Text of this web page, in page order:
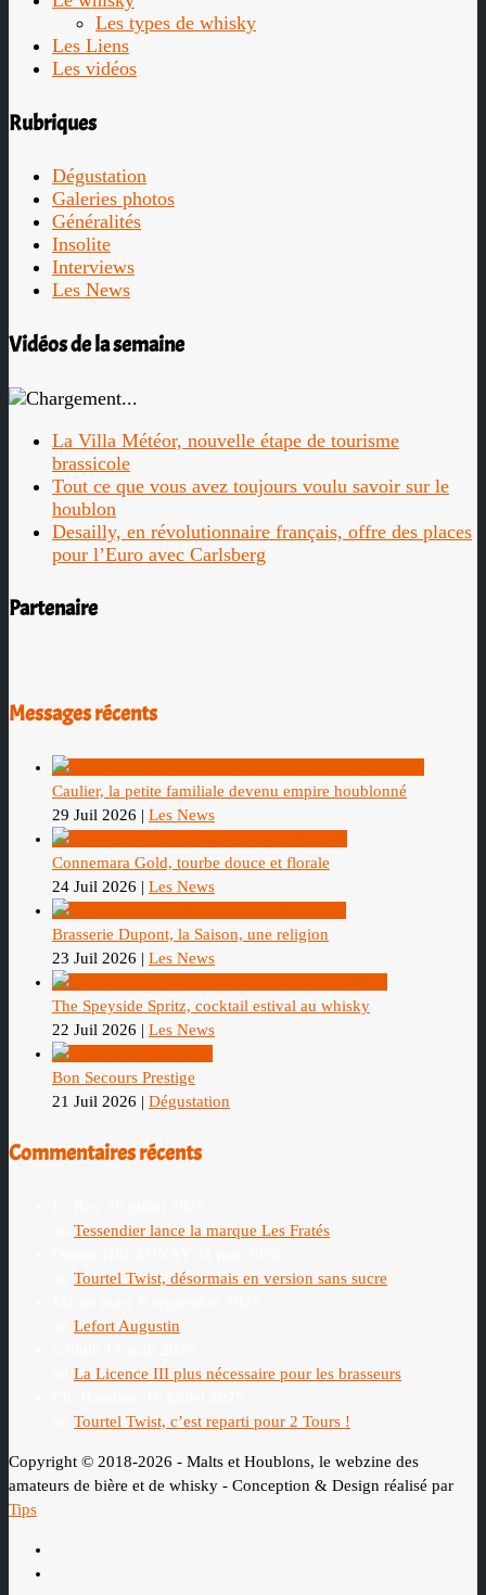
Les types de whisky
Les Liens
Les vidéos
Rubriques
Dégustation
Galeries photos
Généralités
Insolite
Interviews
Les News
Vidéos de la semaine
La Villa Météor, nouvelle étape de tourisme
brassicole
Tout ce que vous avez toujours voulu savoir sur le
houblon
Desailly, en révolutionnaire français, offre des places
pour l’Euro avec Carlsberg
Partenaire
Messages récents
Caulier, la petite familiale devenu empire houblonné
29 Juil 2026 | Les News
Connemara Gold, tourbe douce et florale
24 Juil 2026 | Les News
Brasserie Dupont, la Saison, une religion
23 Juil 2026 | Les News
The Speyside Spritz, cocktail estival au whisky
22 Juil 2026 | Les News
Bon Secours Prestige
21 Juil 2026 | Dégustation
Commentaires récents
Tessendier lance la marque Les Fratés
Tourtel Twist, désormais en version sans sucre
Lefort Augustin
La Licence III plus nécessaire pour les brasseurs
Tourtel Twist, c’est reparti pour 2 Tours !
Copyright © 2018-2026 - Malts et Houblons, le webzine des
amateurs de bière et de whisky - Conception & Design réalisé par
Tips